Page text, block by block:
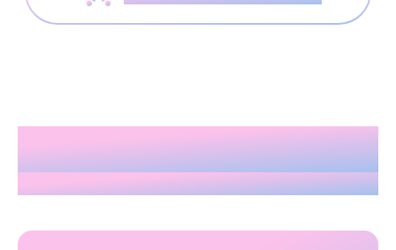
自由で収入も安定
More freedom, more stability